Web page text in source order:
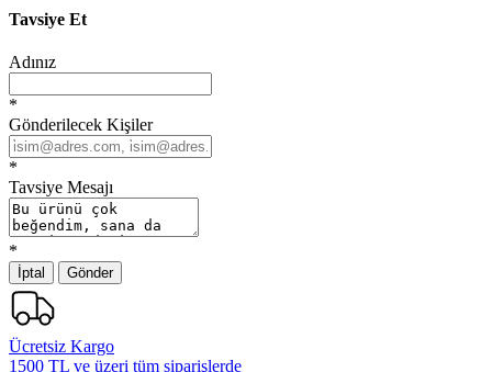
Tavsiye Et
Adınız
*
Gönderilecek Kişiler
*
Tavsiye Mesajı
*
İptal Gönder
Ücretsiz Kargo
1500 TL ve üzeri tüm siparişlerde